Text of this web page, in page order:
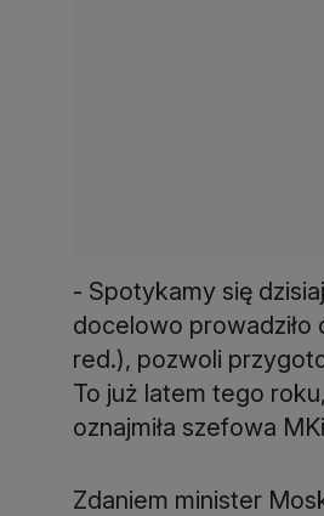
- Spotykamy się
docelowo prowadziło
red.), pozwoli
To już latem tego
oznajmiła szefowa
Zdaniem minister